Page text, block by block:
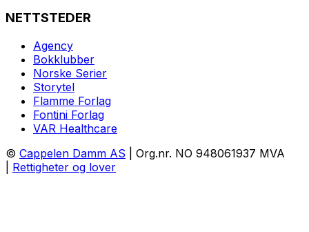
NETTSTEDER
Agency
Bokklubber
Norske Serier
Storytel
Flamme Forlag
Fontini Forlag
VAR Healthcare
© Cappelen Damm AS | Org.nr. NO 948061937 MVA
Rettigheter og lover